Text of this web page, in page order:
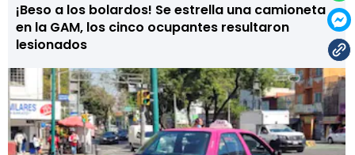
¡Beso a los bolardos! Se estrella una camioneta
en la GAM, los cinco ocupantes resultaron
lesionados